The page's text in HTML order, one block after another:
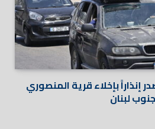
إنذاراً بإخلاء قرية المنصوري
جنوب لبنان